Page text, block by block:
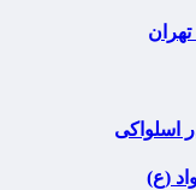
اسلواکی
(ع)